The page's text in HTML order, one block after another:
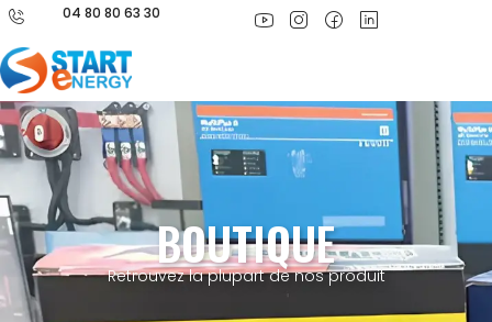
04 80 80 63 30
BOUTIQUE
Retrouvez la plupart de nos produit